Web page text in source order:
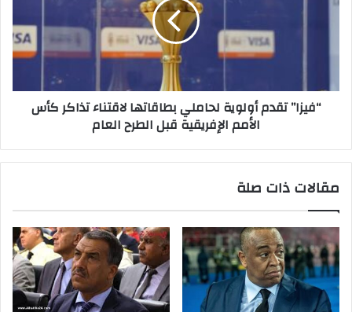
“فيزا” تقدم أولوية لحاملي بطاقاتها لاقتناء تذاكر كأس
الأمم الإفريقية قبل الطرح العام
مقالات ذات صلة